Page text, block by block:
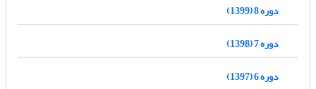
دوره 8 (1399)
دوره 7 (1398)
دوره 6 (1397)